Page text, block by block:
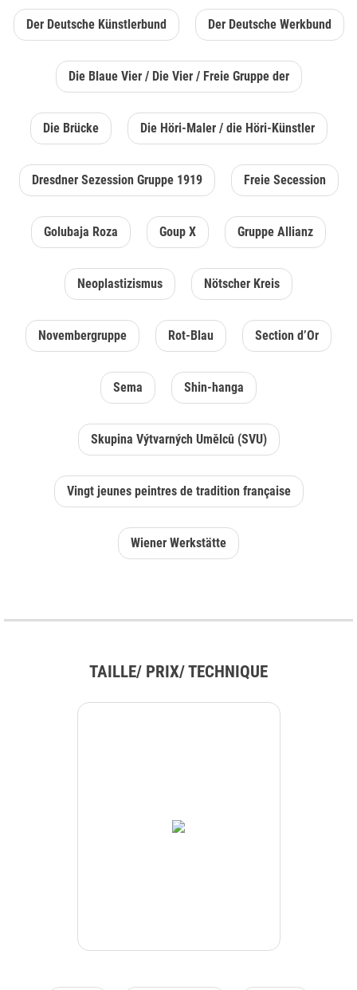
Der Deutsche Künstlerbund Der Deutsche Werkbund
Die Blaue Vier / Die Vier / Freie Gruppe der
Die Brücke Die Höri-Maler / die Höri-Künstler
Dresdner Sezession Gruppe 1919 Freie Secession
Golubaja Roza Goup X Gruppe Allianz
Neoplastizismus Nötscher Kreis
Novembergruppe Rot-Blau Section d’Or
Sema Shin-hanga
Skupina Výtvarných Umělcû (SVU)
Vingt jeunes peintres de tradition française
Wiener Werkstätte
TAILLE/ PRIX/ TECHNIQUE